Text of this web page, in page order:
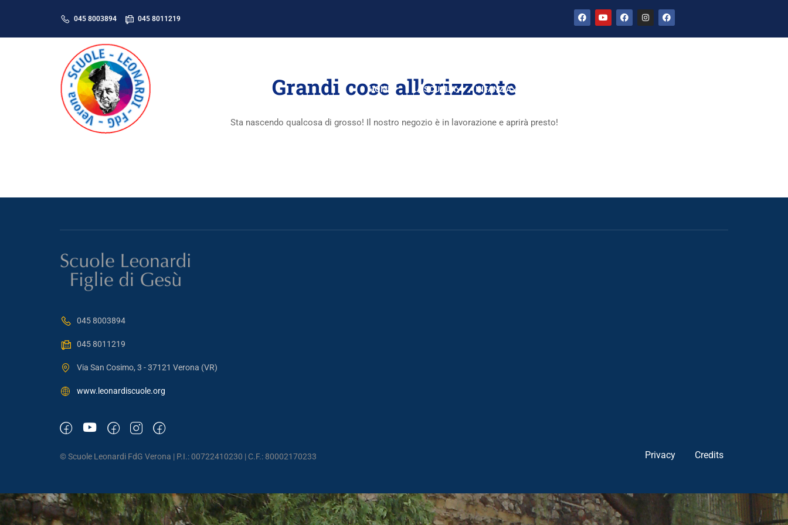
045 8003894 045 8011219
HOME LA SCUOLA INFANZIA
Grandi cose all'orizzonte
Sta nascendo qualcosa di grosso! Il nostro negozio è in lavorazione e aprirà presto!
045 8003894
045 8011219
Via San Cosimo, 3 - 37121 Verona (VR)
www.leonardiscuole.org
© Scuole Leonardi FdG Verona | P.I.: 00722410230 | C.F.: 80002170233 Privacy Credits